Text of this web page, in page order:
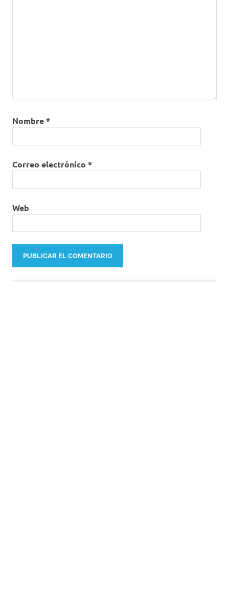
Nombre*
Correo electrónico *
Web